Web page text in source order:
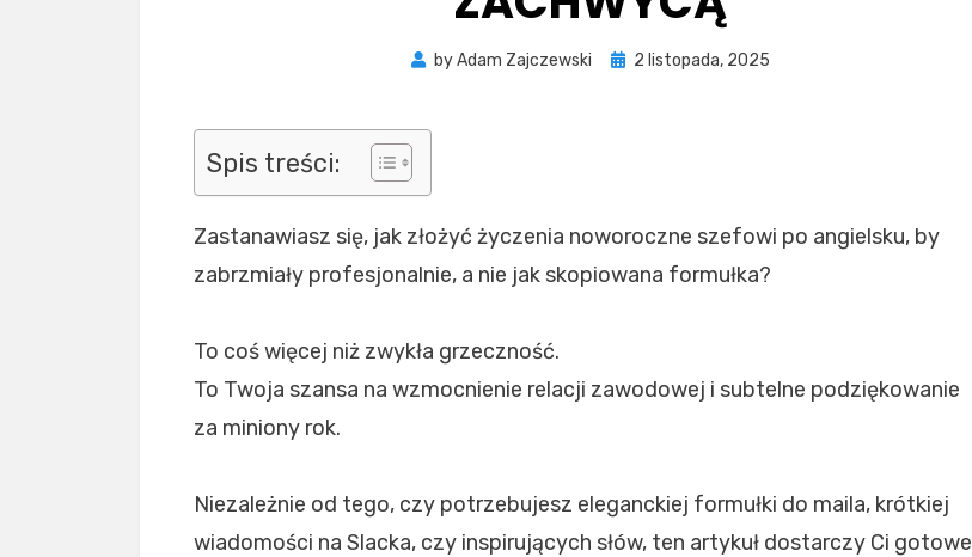
byAdam Zajczewski
Posted
2 listopada, 2025
Spis treści:
Zastanawiasz się, jak złożyć życzenia noworoczne szefowi po angielsku, by
zabrzmiały profesjonalnie, a nie jak skopiowana formułka?
To coś więcej niż zwykła grzeczność.
To Twoja szansa na wzmocnienie relacji zawodowej i subtelne podziękowanie
za miniony rok.
Niezależnie od tego, czy potrzebujesz eleganckiej formułki do maila, krótkiej
wiadomości na Slacka, czy inspirujących słów, ten artykuł dostarczy Ci gotowe